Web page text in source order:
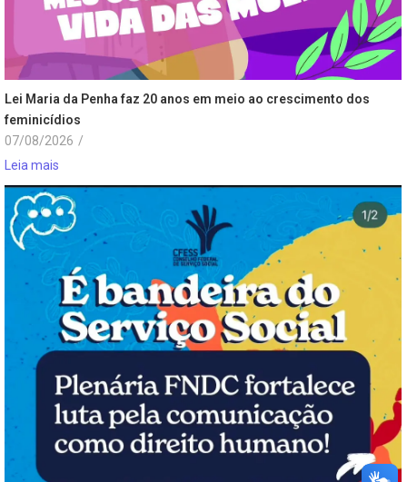
Lei Maria da Penha faz 20 anos em meio ao crescimento dos
feminicídios
07/08/2026 /
Leia mais